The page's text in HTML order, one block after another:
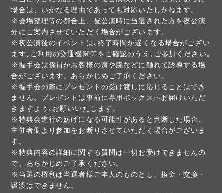
場合は、いかなる理由であっても対応いたしかねます。
※会場整理等の都合上、昼公演時に当選された方を夜公演
分にご案内させていただく場合がございます。
※夜公演後のイベントは､終了時間が遅くなる場合がござい
ます｡ご利用の交通機関等をご確認のうえ､ご参加ください｡
※握手会は係員がお客様の肩や腕などに触れて誘導する場
合がございます。あらかじめご了承ください。
※握手会の際にプレゼントの受け渡しに応じることはでき
ません。プレゼントは事前に専用ボックスへお届けいただ
きますよう､お願いいたします。
※特典会進行の妨げになる可能性があると判断した場合、
主催者側より参加をお断りさせていただく場合がございま
す。
※特典内容の詳細に関する質問は一切お受けできませんの
で、あらかじめご了承ください。
※当選の権利は当選者様ご本人のものとし、換金・交換・
譲渡はできません。